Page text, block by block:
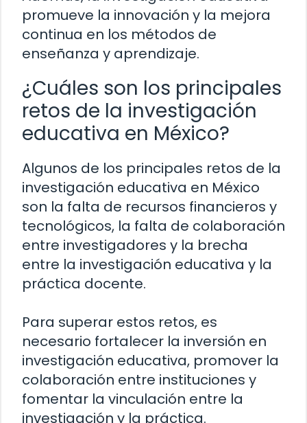
promueve la innovación y la mejora
continua en los métodos de
enseñanza y aprendizaje.
¿Cuáles son los principales
retos de la investigación
educativa en México?
Algunos de los principales retos de la
investigación educativa en México
son la falta de recursos financieros y
tecnológicos, la falta de colaboración
entre investigadores y la brecha
entre la investigación educativa y la
práctica docente.
Para superar estos retos, es
necesario fortalecer la inversión en
investigación educativa, promover la
colaboración entre instituciones y
fomentar la vinculación entre la
investigación y la práctica.